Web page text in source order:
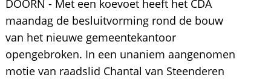
DOORN - Met een koevoet heeft het CDA
maandag de besluitvorming rond de bouw
van het nieuwe gemeentekantoor
opengebroken. In een unaniem aangenomen
motie van raadslid Chantal van Steenderen